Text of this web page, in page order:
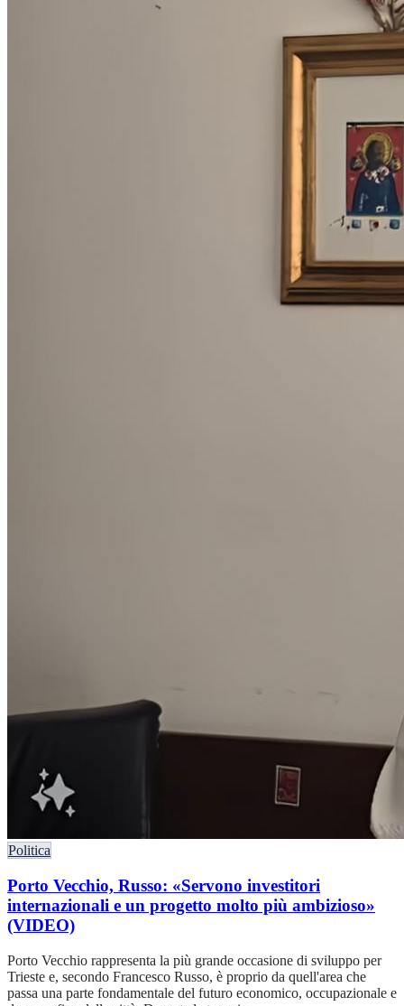
Politica
Porto Vecchio, Russo: «Servono investitori
internazionali e un progetto molto più ambizioso»
(VIDEO)
Porto Vecchio rappresenta la più grande occasione di sviluppo per
Trieste e, secondo Francesco Russo, è proprio da quell'area che
passa una parte fondamentale del futuro economico, occupazionale e